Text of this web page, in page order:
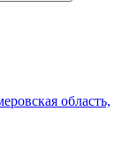
область,